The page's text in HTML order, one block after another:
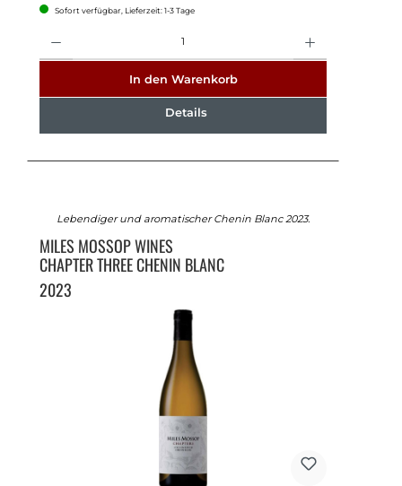
Sofort verfügbar, Lieferzeit: 1-3 Tage
In den Warenkorb
Details
Lebendiger und aromatischer Chenin Blanc 2023.
MILES MOSSOP WINES
CHAPTER THREE CHENIN BLANC
2023